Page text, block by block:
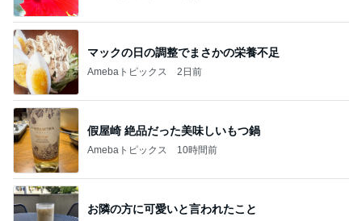
マックの日の調整でまさかの栄養不足
Amebaトピックス 2日前
假屋崎 絶品だった美味しいもつ鍋
Amebaトピックス 10時間前
お隣の方に可愛いと言われたこと